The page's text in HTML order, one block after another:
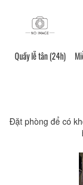
Quầy lễ tân (24h)
Đặt phòng để có